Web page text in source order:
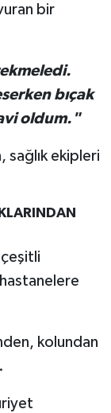
bir
bıçak
oldum."
sağlık ekipleri
çeşitli
kolundan